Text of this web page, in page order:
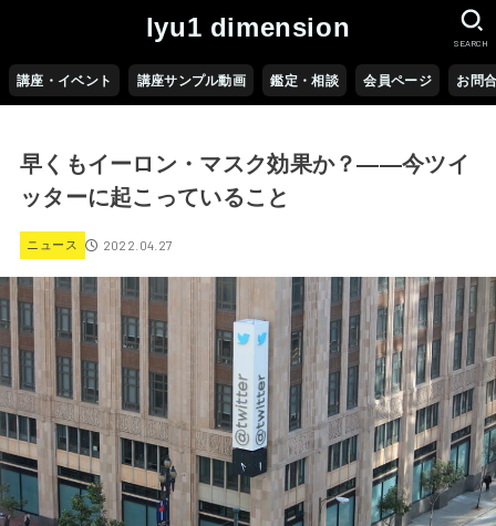
lyu1 dimension
講座・イベント 講座サンプル動画 鑑定・相談 会員ページ お問
SEARCH
早くもイーロン・マスク効果か？――今ツイ
ッターに起こっていること
ニュース 2022.04.27